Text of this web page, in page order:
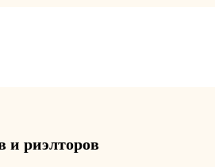
и риэлторов